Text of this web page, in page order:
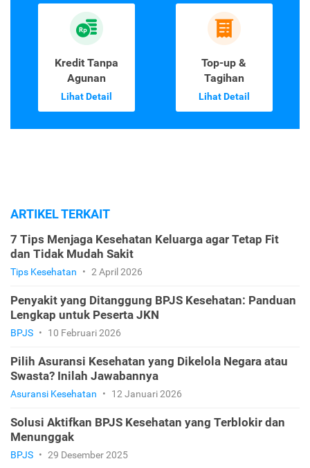
Kredit Tanpa
Agunan
Lihat Detail
Top-up &
Tagihan
Lihat Detail
ARTIKEL TERKAIT
7 Tips Menjaga Kesehatan Keluarga agar Tetap Fit
dan Tidak Mudah Sakit
Tips Kesehatan • 2 April 2026
Penyakit yang Ditanggung BPJS Kesehatan: Panduan
Lengkap untuk Peserta JKN
BPJS • 10 Februari 2026
Pilih Asuransi Kesehatan yang Dikelola Negara atau
Swasta? Inilah Jawabannya
Asuransi Kesehatan • 12 Januari 2026
Solusi Aktifkan BPJS Kesehatan yang Terblokir dan
Menunggak
BPJS • 29 Desember 2025